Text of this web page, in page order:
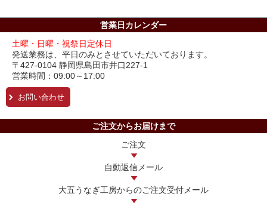
営業日カレンダー
土曜・日曜・祝祭日定休日
発送業務は、平日のみとさせていただいております。
〒427-0104 静岡県島田市井口227-1
営業時間：09:00～17:00
お問い合わせ
ご注文からお届けまで
ご注文
自動返信メール
大五うなぎ工房からのご注文受付メール